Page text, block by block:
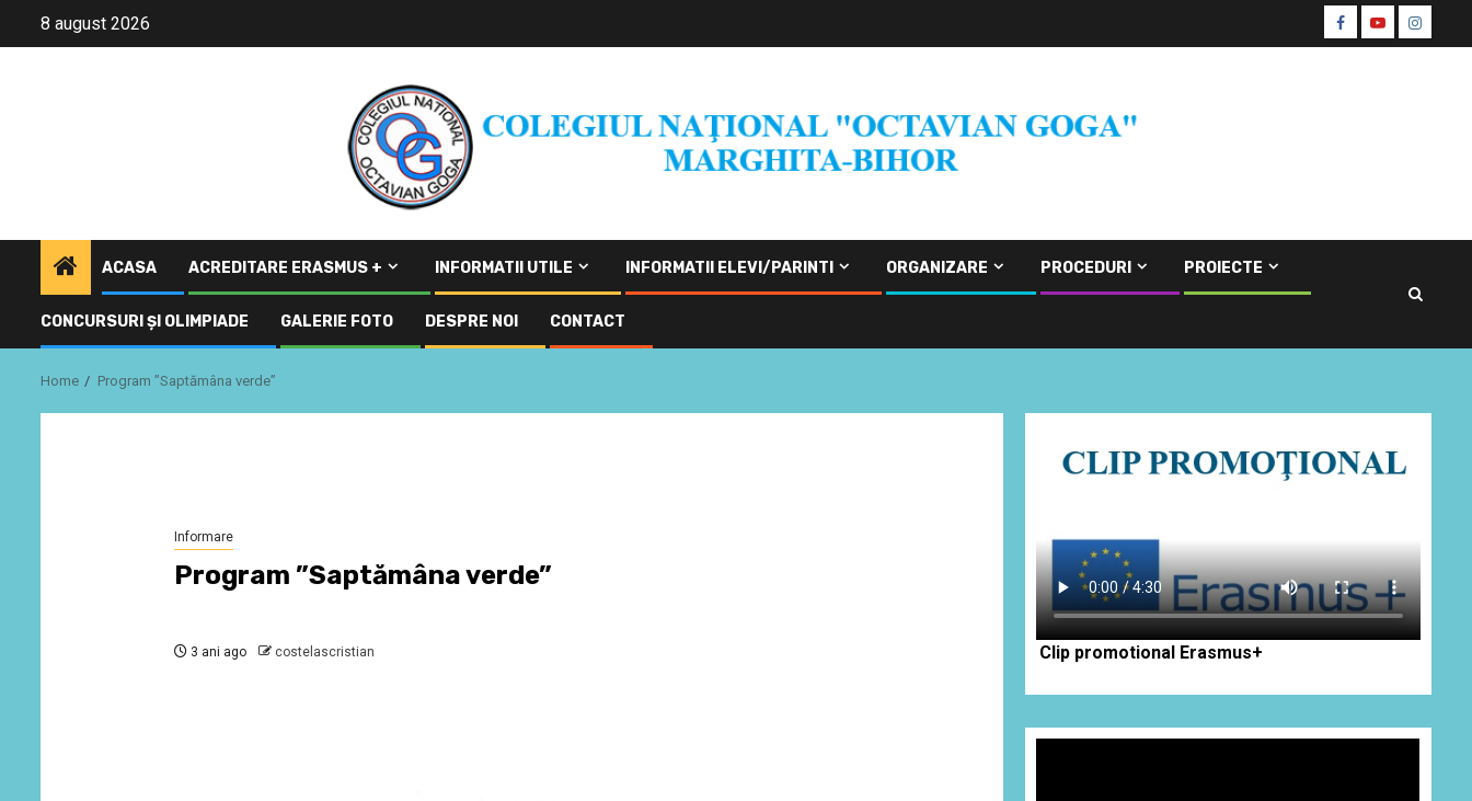
8 august 2026 Facebook
Youtube
CŞE
ACASA ACREDITARE ERASMUS + INFORMATII UTILE INFORMATII ELEVI/PARINTI ORGANIZARE PROCEDURI PROIECTE
CONCURSURI ŞI OLIMPIADE GALERIE FOTO DESPRE NOI CONTACT
Home Program ”Saptămâna verde”
Informare
Program ”Saptămâna verde”
3 ani ago costelascristian Clip promotional Erasmus+